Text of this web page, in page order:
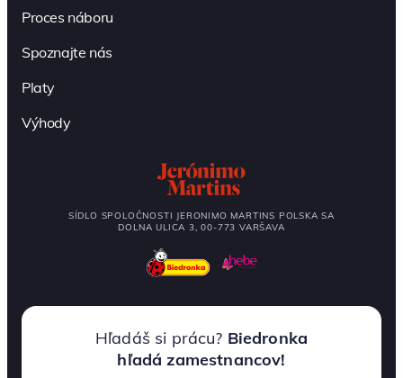
Proces náboru
Spoznajte nás
Platy
Výhody
SÍDLO SPOLOČNOSTI JERONIMO MARTINS POLSKA SA
DOLNA ULICA 3, 00-773 VARŠAVA
Hľadáš si prácu? Biedronka
hľadá zamestnancov!